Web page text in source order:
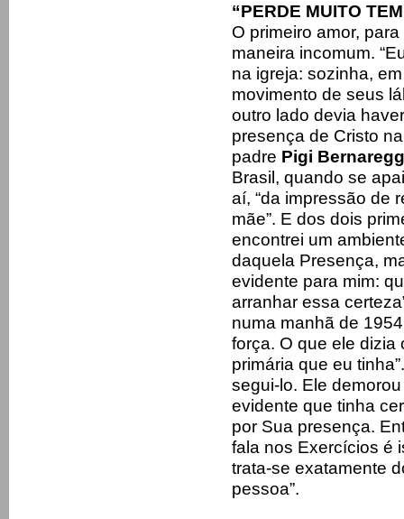
“PERDE MUITO
O primeiro amor,
maneira incomum.
na igreja: sozinha,
movimento de seus
outro lado devia
presença de Cristo
padre Pigi
Brasil, quando se
aí, “da impressão de
mãe”. E dos dois
encontrei um
daquela Presença,
evidente para mim:
arranhar essa
numa manhã de
força. O que ele
primária que eu
segui-lo. Ele
evidente que tinha
por Sua presença.
fala nos Exercícios é
trata-se exatamente
pessoa”.